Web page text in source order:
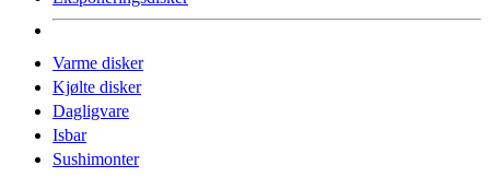
Varme disker
Kjølte disker
Dagligvare
Isbar
Sushimonter